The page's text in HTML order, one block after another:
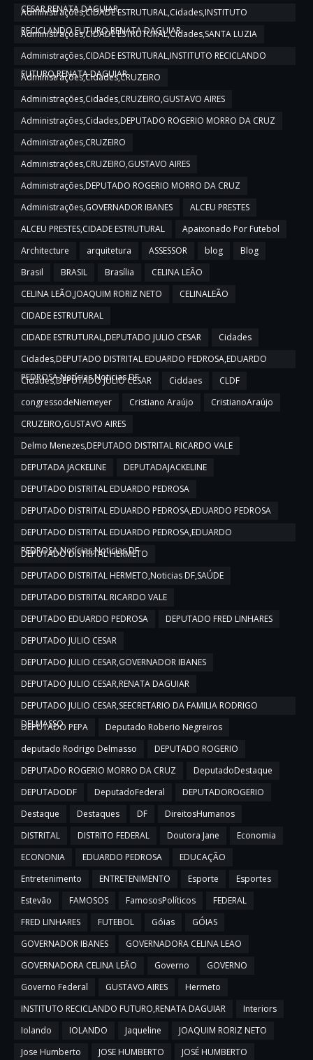
CESAR,RENATA DAGUIAR
Administrações,CIDADE ESTRUTURAL,Cidades,INSTITUTO
RECICLANDO FUTURO,RENATA DAGUIAR
Administrações,CIDADE ESTRUTURAL,Cidades,SANTA LUZIA
Administrações,CIDADE ESTRUTURAL,INSTITUTO RECICLANDO
FUTURO,RENATA DAGUIAR
Administrações,Cidades,CRUZEIRO
Administrações,Cidades,CRUZEIRO,GUSTAVO AIRES
Administrações,Cidades,DEPUTADO ROGERIO MORRO DA CRUZ
Administrações,CRUZEIRO
Administrações,CRUZEIRO,GUSTAVO AIRES
Administrações,DEPUTADO ROGERIO MORRO DA CRUZ
Administrações,GOVERNADOR IBANES
ALCEU PRESTES
ALCEU PRESTES,CIDADE ESTRUTURAL
Apaixonado Por Futebol
Architecture
arquitetura ASSESSOR blog
Blog
Brasil
BRASIL Brasília
CELINA LEÃO
CELINA LEÃO,JOAQUIM RORIZ NETO
CELINALEÃO
CIDADE ESTRUTURAL
CIDADE ESTRUTURAL,DEPUTADO JULIO CESAR
Cidades
Cidades,DEPUTADO DISTRITAL EDUARDO PEDROSA,EDUARDO
PEDROSA,Notícias,Noticias DF
Cidades,DEPUTADO JULIO CESAR Ciddaes
CLDF
congressodeNiemeyer
Cristiano Araújo
CristianoAraújo
CRUZEIRO,GUSTAVO AIRES
Delmo Menezes,DEPUTADO DISTRITAL RICARDO VALE
DEPUTADA JACKELINE
DEPUTADAJACKELINE
DEPUTADO DISTRITAL EDUARDO PEDROSA
DEPUTADO DISTRITAL EDUARDO PEDROSA,EDUARDO PEDROSA
DEPUTADO DISTRITAL EDUARDO PEDROSA,EDUARDO
PEDROSA,Notícias,Noticias DF
DEPUTADO DISTRITAL HERMETO
DEPUTADO DISTRITAL HERMETO,Noticias DF,SAÚDE
DEPUTADO DISTRITAL RICARDO VALE
DEPUTADO EDUARDO PEDROSA
DEPUTADO FRED LINHARES
DEPUTADO JULIO CESAR
DEPUTADO JULIO CESAR,GOVERNADOR IBANES
DEPUTADO JULIO CESAR,RENATA DAGUIAR
DEPUTADO JULIO CESAR,SEECRETARIO DA FAMILIA RODRIGO
DELMASSO
DEPUTADO PEPA
Deputado Roberio Negreiros
deputado Rodrigo Delmasso
DEPUTADO ROGERIO
DEPUTADO ROGERIO MORRO DA CRUZ
DeputadoDestaque
DEPUTADODF
DeputadoFederal
DEPUTADOROGERIO
Destaque
Destaques DF
DireitosHumanos
DISTRITAL
DISTRITO FEDERAL Doutora Jane
Economia
ECONONIA
EDUARDO PEDROSA
EDUCAÇÃO
Entretenimento
ENTRETENIMENTO Esporte
Esportes
Estevão
FAMOSOS FamososPolíticos
FEDERAL
FRED LINHARES
FUTEBOL Góias
GÓIAS
GOVERNADOR IBANES
GOVERNADORA CELINA LEAO
GOVERNADORA CELINA LEÃO
Governo
GOVERNO
Governo Federal
GUSTAVO AIRES
Hermeto
INSTITUTO RECICLANDO FUTURO,RENATA DAGUIAR
Interiors
Iolando
IOLANDO Jaqueline
JOAQUIM RORIZ NETO
Jose Humberto
JOSE HUMBERTO
JOSÉ HUMBERTO